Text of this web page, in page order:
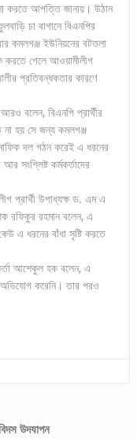
করতে আপত্তি জানায়। উঠান
চা বাগানে বিএনপির
কমলগঞ্জ ইউনিয়নের বটতলা
করতে গেলে আওয়ামীলীগ
প্রতিবন্ধকতার কারণে
বলেন, বিএনপি প্রার্থীর
না হয় সে জন্য কমলগঞ্জ
দল গঠন করেই এ ধরনের
আর সংশ্লিষ্ট কর্মকর্তাদের
প্রার্থী উপাধ্যক্ষ ড. এম এ
রফিকুর রহমান বলেন, এ
এ ধরনের বাঁধা সৃষ্টি করতে
আশেকুল হক বলেন, এ
অভিযোগ করেনি। তার পরও
উদযাপন